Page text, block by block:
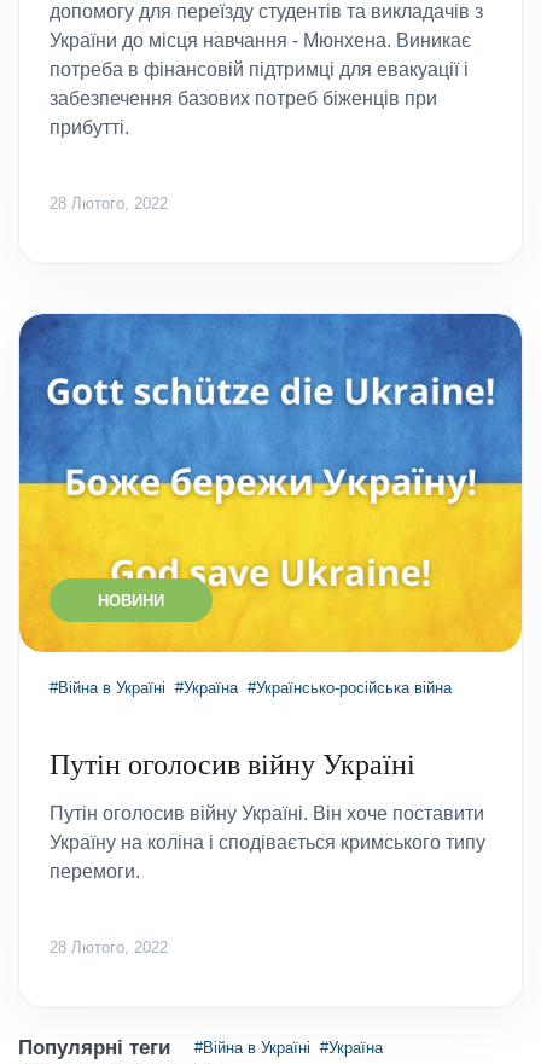
допомогу для переїзду студентів та викладачів з
України до місця навчання - Мюнхена. Виникає
потреба в фінансовій підтримці для евакуації і
забезпечення базових потреб біженців при
прибутті.
28 Лютого, 2022
НОВИНИ
#Війна в Україні #Україна #Українсько-російська війна
Путін оголосив війну Україні
Путін оголосив війну Україні. Він хоче поставити
Україну на коліна і сподівається кримського типу
перемоги.
28 Лютого, 2022
Популярні теги #Війна в Україні #Україна